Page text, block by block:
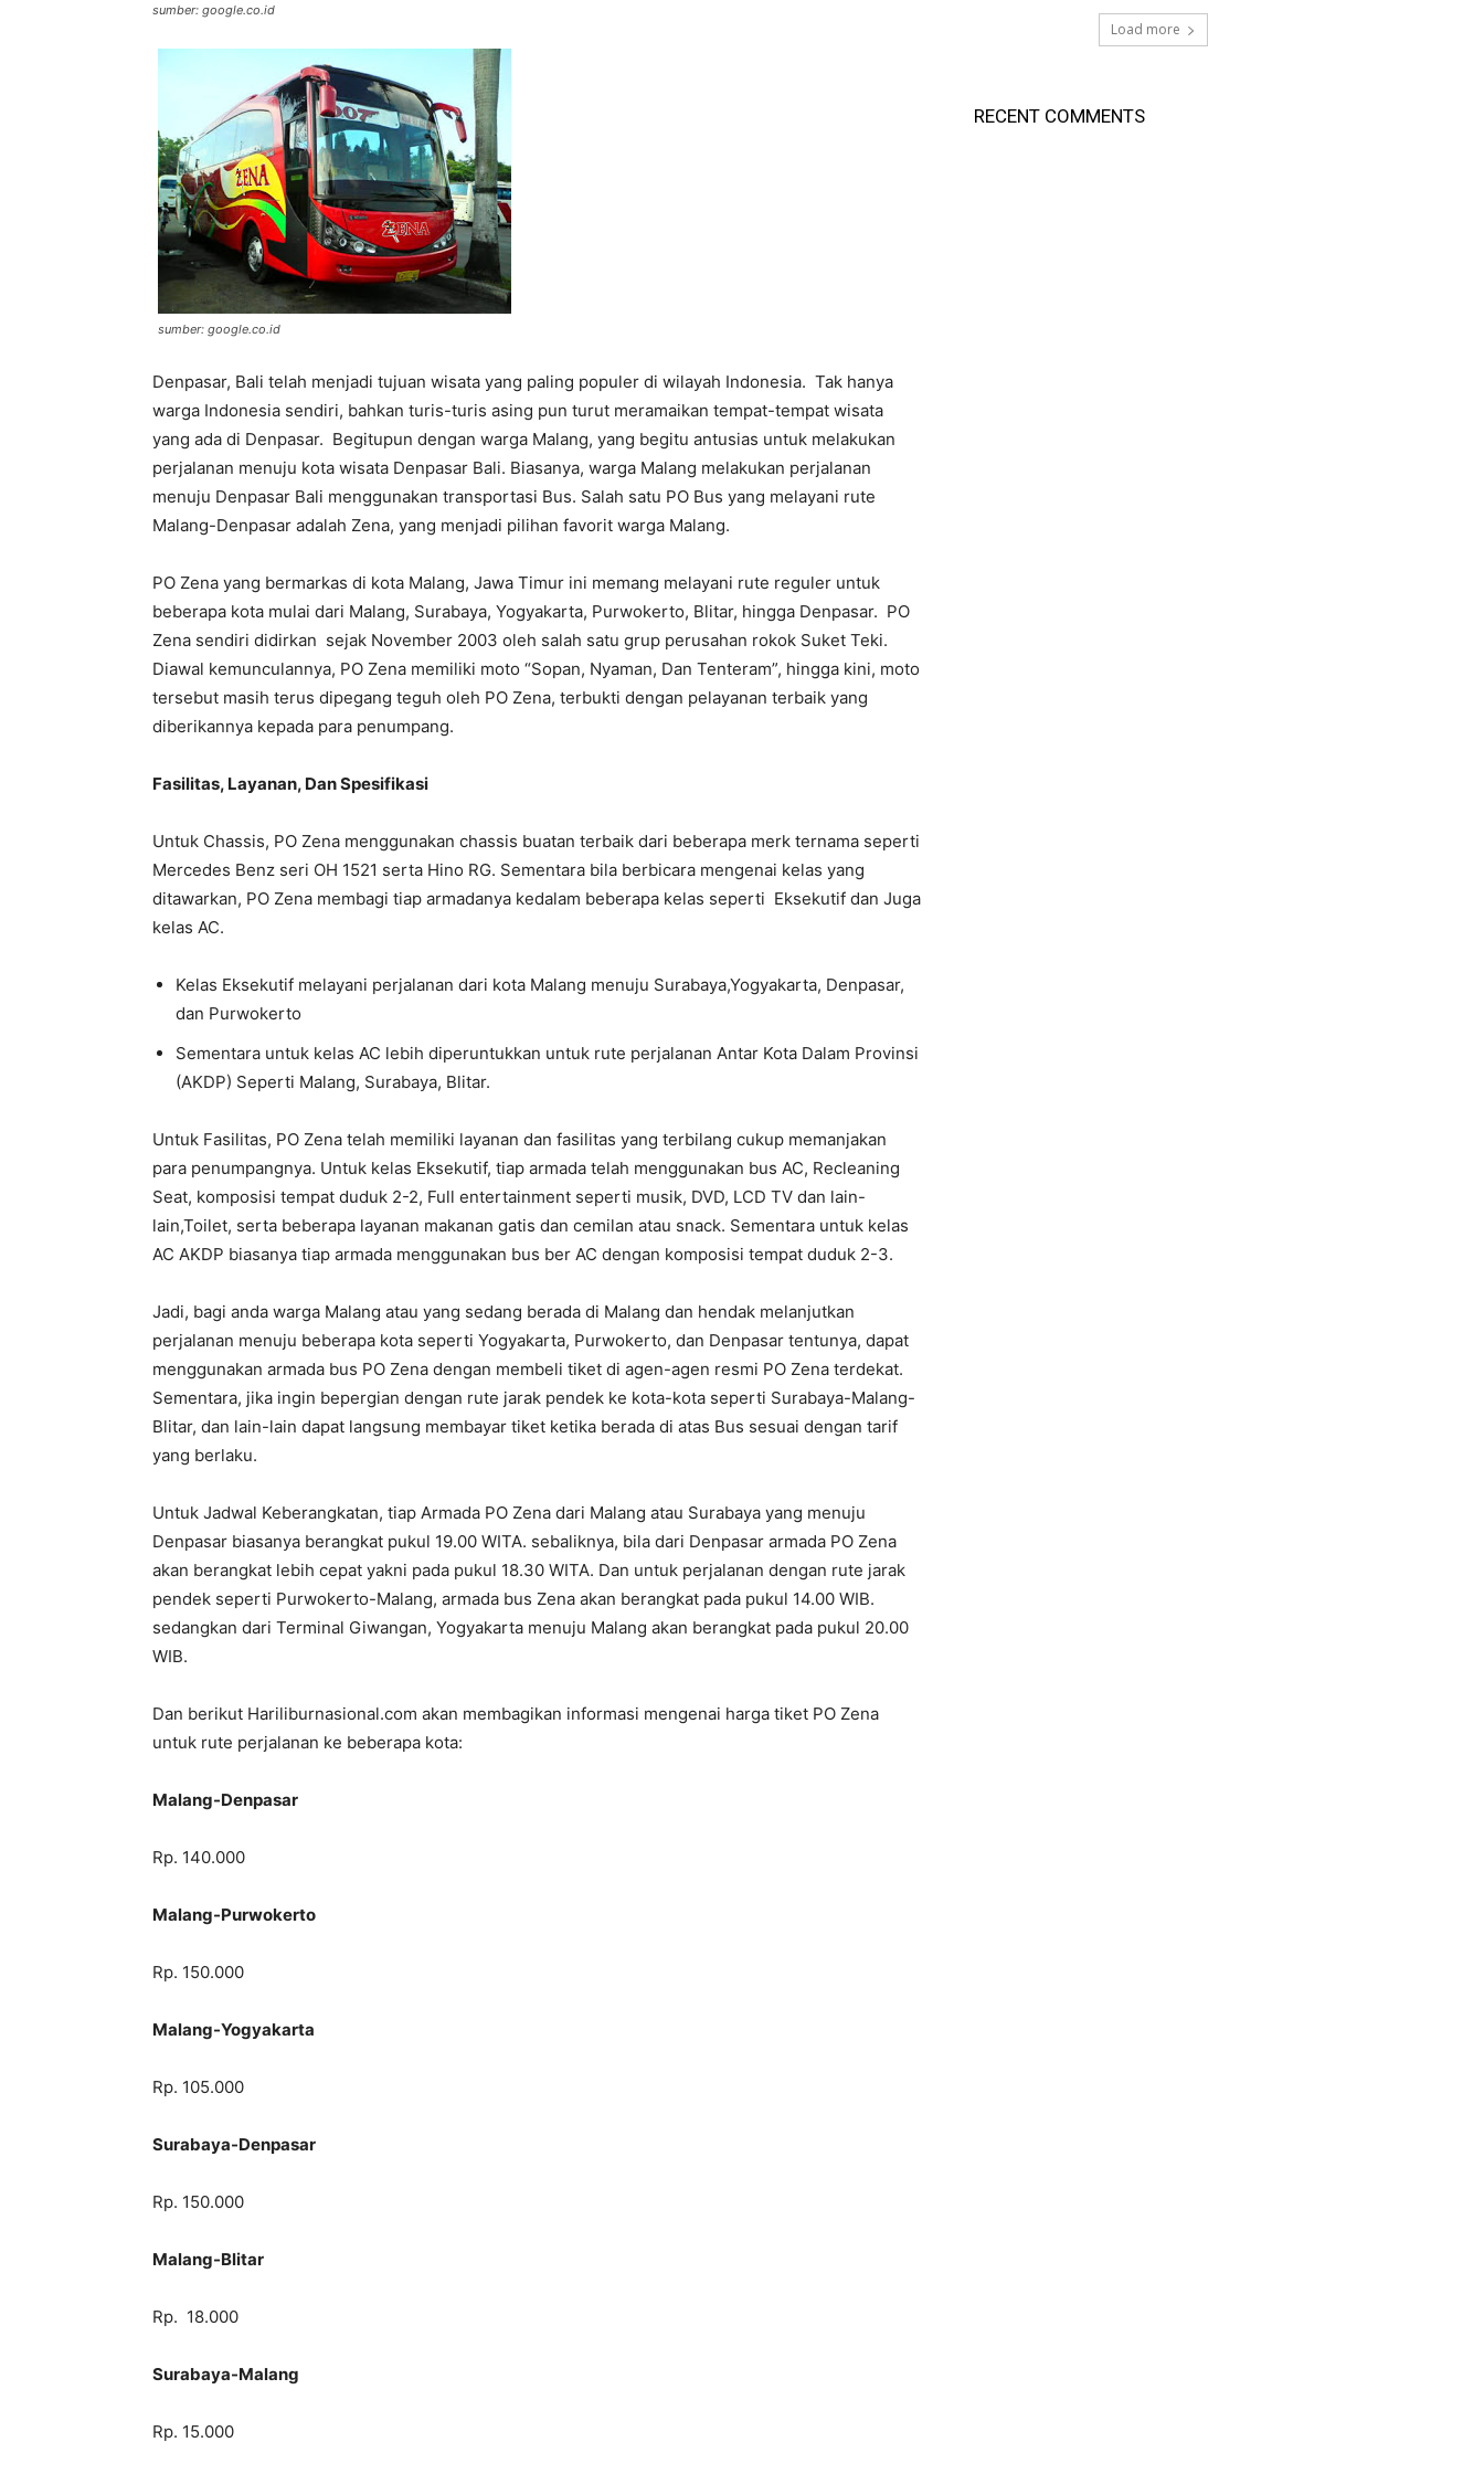
sumber: google.co.id
sumber: google.co.id
Denpasar, Bali telah menjadi tujuan wisata yang paling populer di wilayah Indonesia. Tak hanya
warga Indonesia sendiri, bahkan turis-turis asing pun turut meramaikan tempat-tempat wisata
yang ada di Denpasar. Begitupun dengan warga Malang, yang begitu antusias untuk melakukan
perjalanan menuju kota wisata Denpasar Bali. Biasanya, warga Malang melakukan perjalanan
menuju Denpasar Bali menggunakan transportasi Bus. Salah satu PO Bus yang melayani rute
Malang-Denpasar adalah Zena, yang menjadi pilihan favorit warga Malang.
PO Zena yang bermarkas di kota Malang, Jawa Timur ini memang melayani rute reguler untuk
beberapa kota mulai dari Malang, Surabaya, Yogyakarta, Purwokerto, Blitar, hingga Denpasar. PO
Zena sendiri didirkan sejak November 2003 oleh salah satu grup perusahan rokok Suket Teki.
Diawal kemunculannya, PO Zena memiliki moto “Sopan, Nyaman, Dan Tenteram”, hingga kini, moto
tersebut masih terus dipegang teguh oleh PO Zena, terbukti dengan pelayanan terbaik yang
diberikannya kepada para penumpang.
Fasilitas, Layanan, Dan Spesifikasi
Untuk Chassis, PO Zena menggunakan chassis buatan terbaik dari beberapa merk ternama seperti
Mercedes Benz seri OH 1521 serta Hino RG. Sementara bila berbicara mengenai kelas yang
ditawarkan, PO Zena membagi tiap armadanya kedalam beberapa kelas seperti Eksekutif dan Juga
kelas AC.
Kelas Eksekutif melayani perjalanan dari kota Malang menuju Surabaya,Yogyakarta, Denpasar,
dan Purwokerto
Sementara untuk kelas AC lebih diperuntukkan untuk rute perjalanan Antar Kota Dalam Provinsi
(AKDP) Seperti Malang, Surabaya, Blitar.
Untuk Fasilitas, PO Zena telah memiliki layanan dan fasilitas yang terbilang cukup memanjakan
para penumpangnya. Untuk kelas Eksekutif, tiap armada telah menggunakan bus AC, Recleaning
Seat, komposisi tempat duduk 2-2, Full entertainment seperti musik, DVD, LCD TV dan lain-
lain,Toilet, serta beberapa layanan makanan gatis dan cemilan atau snack. Sementara untuk kelas
AC AKDP biasanya tiap armada menggunakan bus ber AC dengan komposisi tempat duduk 2-3.
Jadi, bagi anda warga Malang atau yang sedang berada di Malang dan hendak melanjutkan
perjalanan menuju beberapa kota seperti Yogyakarta, Purwokerto, dan Denpasar tentunya, dapat
menggunakan armada bus PO Zena dengan membeli tiket di agen-agen resmi PO Zena terdekat.
Sementara, jika ingin bepergian dengan rute jarak pendek ke kota-kota seperti Surabaya-Malang-
Blitar, dan lain-lain dapat langsung membayar tiket ketika berada di atas Bus sesuai dengan tarif
yang berlaku.
Untuk Jadwal Keberangkatan, tiap Armada PO Zena dari Malang atau Surabaya yang menuju
Denpasar biasanya berangkat pukul 19.00 WITA. sebaliknya, bila dari Denpasar armada PO Zena
akan berangkat lebih cepat yakni pada pukul 18.30 WITA. Dan untuk perjalanan dengan rute jarak
pendek seperti Purwokerto-Malang, armada bus Zena akan berangkat pada pukul 14.00 WIB.
sedangkan dari Terminal Giwangan, Yogyakarta menuju Malang akan berangkat pada pukul 20.00
WIB.
Dan berikut Hariliburnasional.com akan membagikan informasi mengenai harga tiket PO Zena
untuk rute perjalanan ke beberapa kota:
Malang-Denpasar
Rp. 140.000
Malang-Purwokerto
Rp. 150.000
Malang-Yogyakarta
Rp. 105.000
Surabaya-Denpasar
Rp. 150.000
Malang-Blitar
Rp. 18.000
Surabaya-Malang
Rp. 15.000
Load more
RECENT COMMENTS